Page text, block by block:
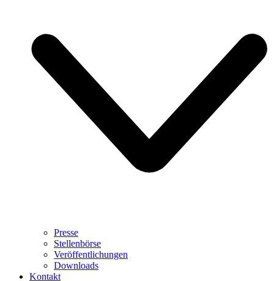
Presse
Stellenbörse
Veröffentlichungen
Downloads
Kontakt